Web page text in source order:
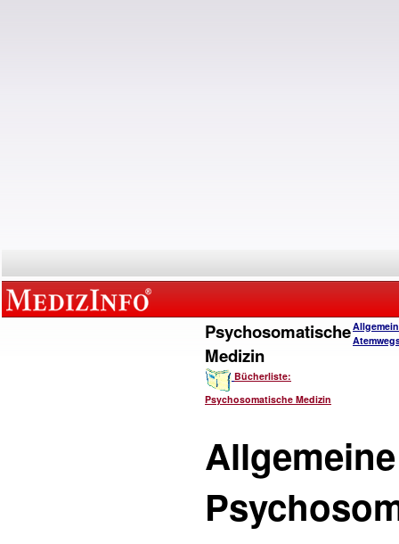
Psychosomatische
Medizin
Bücherliste:
Psychosomatische Medizin